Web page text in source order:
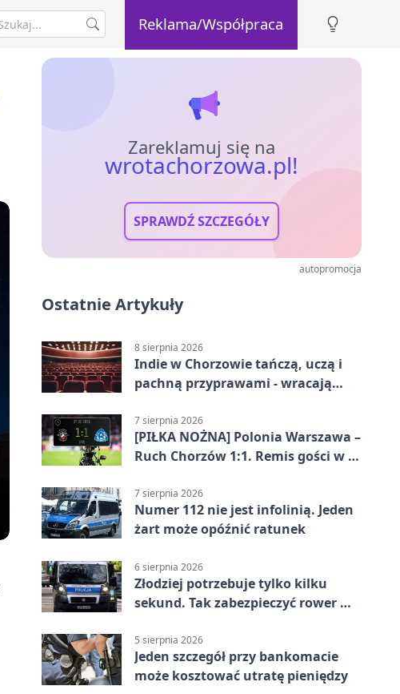
Reklama/Współpraca
Zareklamuj się na
wrotachorzowa.pl!
SPRAWDŹ SZCZEGÓŁY
autopromocja
Ostatnie Artykuły
8 sierpnia 2026
Indie w Chorzowie tańczą, uczą i
pachną przyprawami - wracają
7 sierpnia 2026
[PIŁKA NOŻNA] Polonia Warszawa –
Ruch Chorzów 1:1. Remis gości w 3.
7 sierpnia 2026
Numer 112 nie jest infolinią. Jeden
żart może opóźnić ratunek
6 sierpnia 2026
Złodziej potrzebuje tylko kilku
sekund. Tak zabezpieczyć rower w
5 sierpnia 2026
Jeden szczegół przy bankomacie
może kosztować utratę pieniędzy